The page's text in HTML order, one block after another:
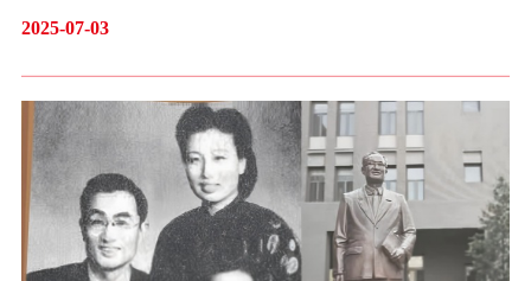
惫，一个人走出酒店，东拐北折，就进入这年少时求知的
现在的千佛山校区。此后3年，我们在这个植满绿树和花草
的园子里上下求索、探索新知。2号楼343宿舍，是我们7
位同学共同的家。...
2025-07-03